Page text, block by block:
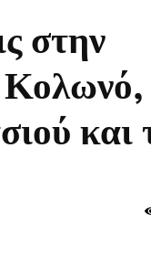
στην
και